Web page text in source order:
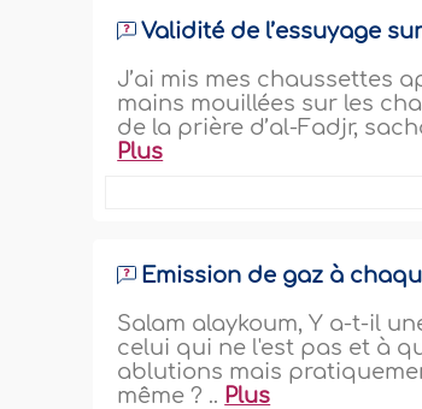
Validité de l’essuyage
J’ai mis mes chaussettes
mains mouillées sur les
de la prière d’al-Fadjr,
Plus
Emission de gaz à
Salam alaykoum, Y a-t-il
celui qui ne l'est pas et à
ablutions mais
même ? .. Plus